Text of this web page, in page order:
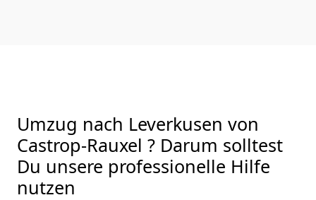
Umzug nach Leverkusen von
Castrop-Rauxel ? Darum solltest
Du unsere professionelle Hilfe
nutzen